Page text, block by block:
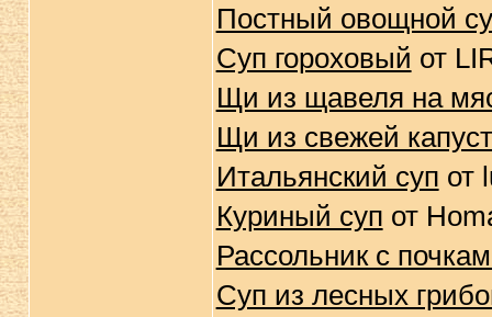
Постный овощной
Суп гороховый от
Щи из щавеля на
Щи из свежей
Итальянский суп от
Куриный суп от
Рассольник с
Суп из лесных